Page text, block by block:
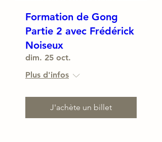
Formation de Gong
Partie 2 avec Frédérick
Noiseux
dim. 25 oct.
Plus d'infos
J'achète un billet